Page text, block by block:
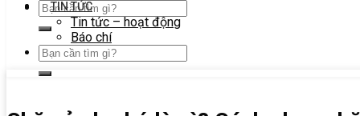
TIN TỨC
Tin tức – hoạt động
Báo chí